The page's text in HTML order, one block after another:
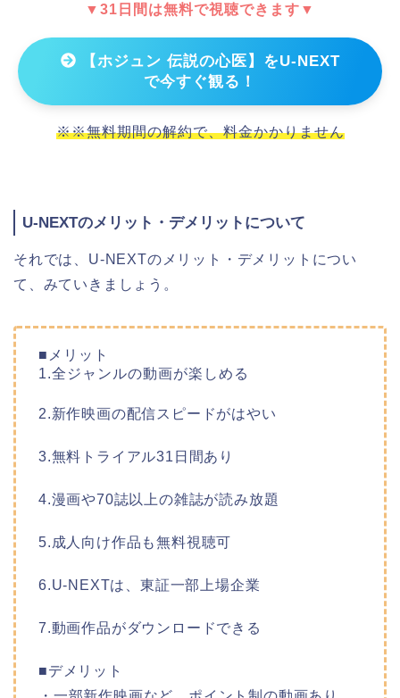
▼31日間は無料で視聴できます▼
【ホジュン 伝説の心医】をU-NEXT
で今すぐ観る！
※※無料期間の解約で、料金かかりません
U-NEXTのメリット・デメリットについて
それでは、U-NEXTのメリット・デメリットについ
て、みていきましょう。
■メリット
1.全ジャンルの動画が楽しめる
2.新作映画の配信スピードがはやい
3.無料トライアル31日間あり
4.漫画や70誌以上の雑誌が読み放題
5.成人向け作品も無料視聴可
6.U-NEXTは、東証一部上場企業
7.動画作品がダウンロードできる
■デメリット